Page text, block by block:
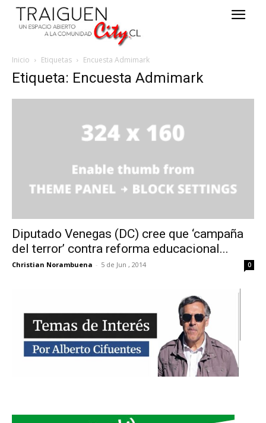
Inicio Etiquetas Encuesta Admimark
Etiqueta: Encuesta Admimark
Diputado Venegas (DC) cree que ‘campaña
del terror’ contra reforma educacional...
Christian Norambuena - 5 de Jun , 2014 0